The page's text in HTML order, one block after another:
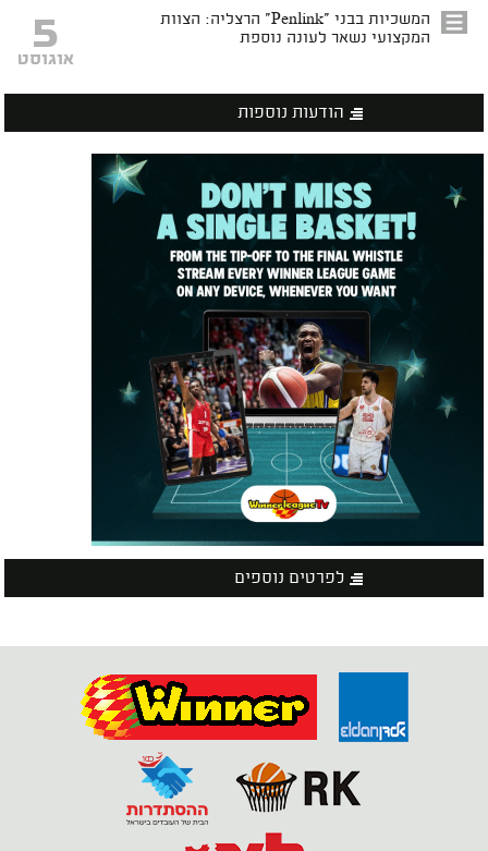
המשכיות בבני "Penlink" הרצליה: הצוות
המקצועי נשאר לעונה נוספת
5
אוגוסט
הודעות נוספות
לפרטים נוספים